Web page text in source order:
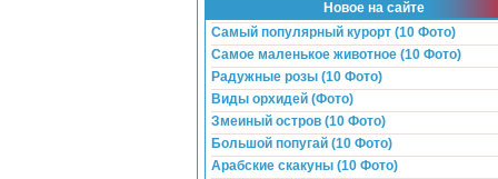
Новое на сайте
Самый популярный курорт (10 Фото)
Самое маленькое животное (10 Фото)
Радужные розы (10 Фото)
Виды орхидей (Фото)
Змеиный остров (10 Фото)
Большой попугай (10 Фото)
Арабские скакуны (10 Фото)